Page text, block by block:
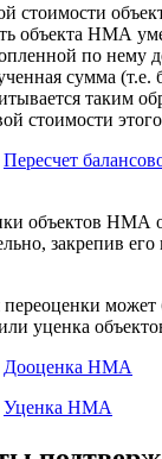
стоимости
объекта НМА
по нему
сумма (т.е.
таким
стоимости
Пересчет
объектов НМА
закрепив его
переоценки может
уценка
Дооценка НМА
Уценка НМА